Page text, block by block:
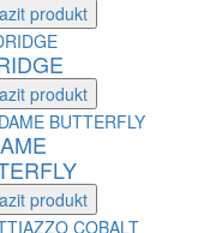
produkt
produkt
produkt